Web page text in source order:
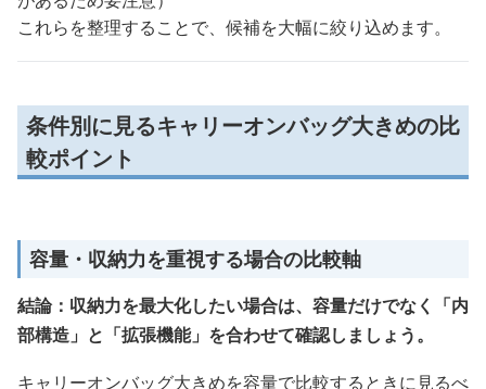
これらを整理することで、候補を大幅に絞り込めます。
条件別に見るキャリーオンバッグ大きめの比
較ポイント
容量・収納力を重視する場合の比較軸
結論：収納力を最大化したい場合は、容量だけでなく「内
部構造」と「拡張機能」を合わせて確認しましょう。
キャリーオンバッグ大きめを容量で比較するときに見るべ